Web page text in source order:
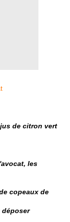
de citron vert
les
copeaux de
déposer